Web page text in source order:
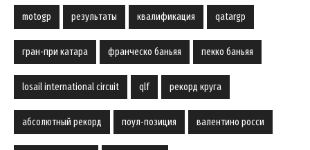
motogp результаты квалификация qatargp
гран-при катара франческо баньяя пекко баньяя
losail international circuit qlf рекорд круга
абсолютный рекорд поул-позиция валентино росси